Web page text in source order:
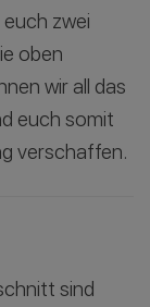
zwei
oben
wir all das
euch somit
verschaffen.
sind